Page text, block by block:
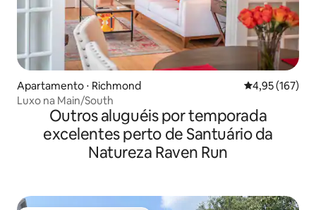
Apartamento ⋅ Richmond 4,95 de uma
4,95 (167)
Luxo na Main/South
Outros aluguéis por temporada
excelentes perto de Santuário da
Natureza Raven Run